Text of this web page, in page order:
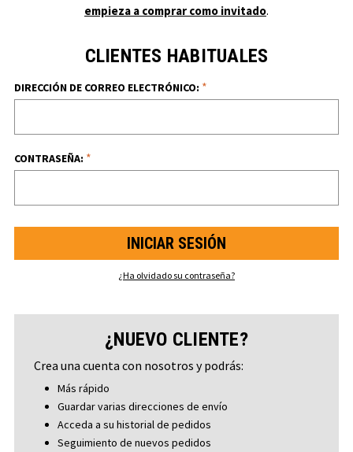
empieza a comprar como invitado.
CLIENTES HABITUALES
DIRECCIÓN DE CORREO ELECTRÓNICO: *
CONTRASEÑA: *
¿Ha olvidado su contraseña?
¿NUEVO CLIENTE?
Crea una cuenta con nosotros y podrás:
Más rápido
Guardar varias direcciones de envío
Acceda a su historial de pedidos
Seguimiento de nuevos pedidos